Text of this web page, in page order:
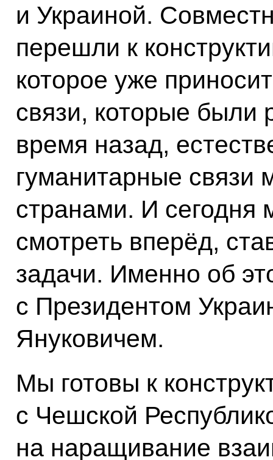
и Украиной.
перешли к
которое уже
связи, которые были
время назад,
гуманитарные связи
странами. И
смотреть вперёд,
задачи. Именно об
с Президентом
Януковичем.
Мы готовы к
с Чешской
на наращивание